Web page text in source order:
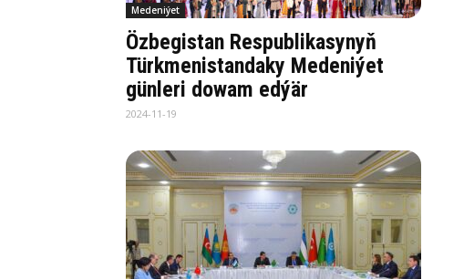
Medeniýet
Özbegistan Respublikasynyň
Türkmenistandaky Medeniýet
günleri dowam edýär
2024-11-19